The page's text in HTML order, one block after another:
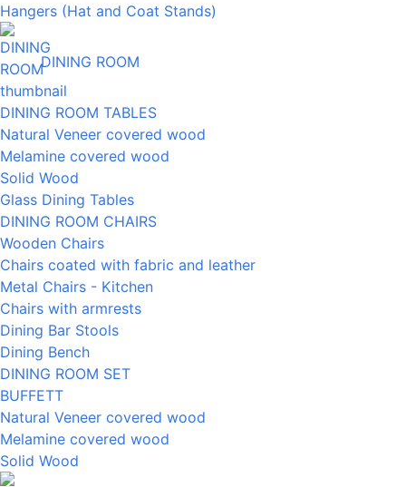
Hangers (Hat and Coat Stands)
DINING ROOM
DINING ROOM TABLES
Natural Veneer covered wood
Melamine covered wood
Solid Wood
Glass Dining Tables
DINING ROOM CHAIRS
Wooden Chairs
Chairs coated with fabric and leather
Metal Chairs - Kitchen
Chairs with armrests
Dining Bar Stools
Dining Bench
DINING ROOM SET
BUFFETT
Natural Veneer covered wood
Melamine covered wood
Solid Wood